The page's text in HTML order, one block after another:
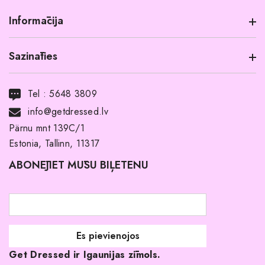
Informācija
Informācija par produktu
Noma ar pirkuma tiesībām
Par mums
Pirkuma noteikumi un nosacījumi
Atgriešanas politika
Līgavas družiņu kleitas
Veikali
Kāpēc izvēlēties mūs?
Sazināties
Tel :5648 3809
info@getdressed.lv
Pärnu mnt 139C/1
Estonia, Tallinn, 11317
ABONĒJIET MŪSU BIĻETENU
Get Dressed ir Igaunijas zīmols.